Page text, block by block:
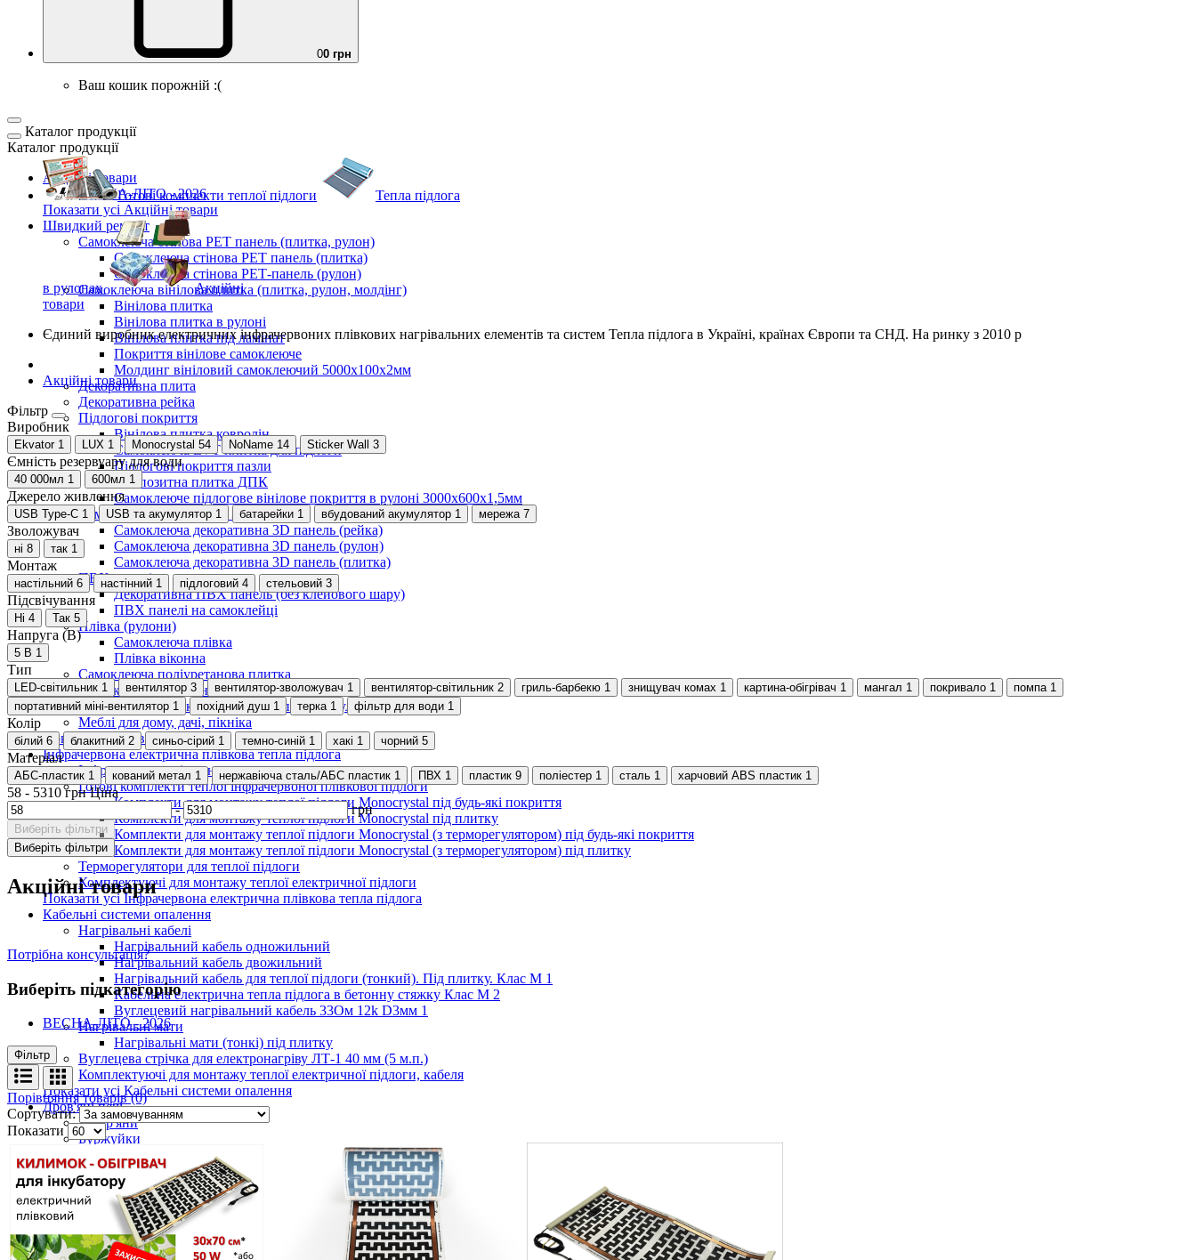
00 грн
Ваш кошик порожній :(
Каталог продукції
Каталог продукції
Акційні товари
ВЕСНА-ЛІТО - 2026
Показати усі Акційні товари
Швидкий ремонт
Самоклеюча стінова PET панель (плитка, рулон)
Самоклеюча стінова PET панель (плитка)
Самоклеюча стінова РЕТ-панель (рулон)
Самоклеюча вінілова плитка (плитка, рулон, молдінг)
Вінілова плитка
Вінілова плитка в рулоні
Вінілова плитка під ламінат
Покриття вінілове самоклеюче
Молдинг вініловий самоклеючий 5000х100х2мм
Декоративна плита
Декоративна рейка
Підлогові покриття
Вінілова плитка ковролін
Самоклеюча LVT плитка для підлоги
Підлогові покриття пазли
Композитна плитка ДПК
Самоклеюче підлогове вінілове покриття в рулоні 3000х600х1,5мм
Самоклеючі декоративні 3D панелі
Самоклеюча декоративна 3D панель (рейка)
Самоклеюча декоративна 3D панель (рулон)
Самоклеюча декоративна 3D панель (плитка)
ПВХ панелі
Декоративна ПВХ панель (без клейового шару)
ПВХ панелі на самоклейці
Плівка (рулони)
Самоклеюча плівка
Плівка віконна
Самоклеюча поліуретанова плитка
Мозаїка з декоративного скла 298х298х4,5мм
Самоклеюча гнучка штукатурка (плитка, рулон)
Меблі для дому, дачі, пікніка
Показати усі Швидкий ремонт
Інфрачервона електрична плівкова тепла підлога
Інфрачервона плівка на метри
Готові комплекти теплої інфрачервоної плівкової підлоги
Комплекти для монтажу теплої підлоги Monocrystal під будь-які покриття
Комплекти для монтажу теплої підлоги Monocrystal під плитку
Комплекти для монтажу теплої підлоги Monocrystal (з терморегулятором) під будь-які покриття
Комплекти для монтажу теплої підлоги Monocrystal (з терморегулятором) під плитку
Терморегулятори для теплої підлоги
Комплектуючі для монтажу теплої електричної підлоги
Показати усі Інфрачервона електрична плівкова тепла підлога
Кабельні системи опалення
Нагрівальні кабелі
Нагрівальний кабель одножильний
Нагрівальний кабель двожильний
Нагрівальний кабель для теплої підлоги (тонкий). Під плитку. Клас М 1
Кабельна електрична тепла підлога в бетонну стяжку Клас М 2
Вуглецевий нагрівальний кабель 33Ом 12k D3мм 1
Нагрівальні мати
Нагрівальні мати (тонкі) під плитку
Вуглецева стрічка для електронагріву ЛТ-1 40 мм (5 м.п.)
Комплектуючі для монтажу теплої електричної підлоги, кабеля
Показати усі Кабельні системи опалення
Дров'яні печі
Булер'яни
Буржуйки
Показати усі Дров'яні печі
Теплі килими з електро-підігрівом
Килимки 220 В
Стандарт
Універсал
Преміум
Килимки 12 В (автомобільні)
Готові комплекти теплої підлоги Тепла підлога
в рулонах
Акційні
товари
Єдиний виробникелектричних інфрачервоних плівкових нагрівальних елементів та систем Тепла підлога в Україні, країнах Європи та СНД. На ринку з 2010 р
Акційні товари
Фільтр
Виробник
Ekvator 1 LUX 1 Monocrystal 54 NoName 14 Sticker Wall 3
Ємність резервуару для води
40 000мл 1 600мл 1
Джерело живлення
USB Type-C 1 USB та акумулятор 1 батарейки 1 вбудований акумулятор 1 мережа 7
Зволожувач
ні 8 так 1
Монтаж
настільний 6 настінний 1 підлоговий 4 стельовий 3
Підсвічування
Ні 4 Так 5
Напруга (В)
5 В 1
Тип
LED-світильник 1 вентилятор 3 вентилятор-зволожувач 1 вентилятор-світильник 2 гриль-барбекю 1 знищувач комах 1 картина-обігрівач 1 мангал 1 покривало 1 помпа 1
портативний міні-вентилятор 1 похідний душ 1 терка 1 фільтр для води 1
Колір
білий 6 блакитний 2 синьо-сірий 1 темно-синій 1 хакі 1 чорний 5
Матеріал
АБС-пластик 1 кований метал 1 нержавіюча сталь/АБС пластик 1 ПВХ 1 пластик 9 поліестер 1 сталь 1 харчовий ABS пластик 1
58 - 5310грнЦіна
-
грн
Виберіть фільтри
Виберіть фільтри
Акційні товари
Потрібна консультація?
Виберіть підкатегорію
ВЕСНА-ЛІТО - 2026
Фільтр
Порівняння товарів (0)
Сортувати:
Показати